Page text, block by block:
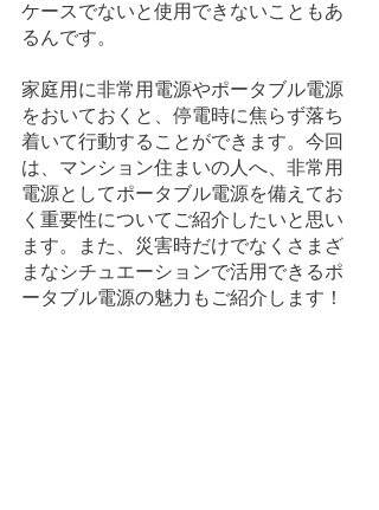
ケースでないと使用できないこともあ
るんです。
家庭用に非常用電源やポータブル電源
をおいておくと、停電時に焦らず落ち
着いて行動することができます。今回
は、マンション住まいの人へ、非常用
電源としてポータブル電源を備えてお
く重要性についてご紹介したいと思い
ます。また、災害時だけでなくさまざ
まなシチュエーションで活用できるポ
ータブル電源の魅力もご紹介します！